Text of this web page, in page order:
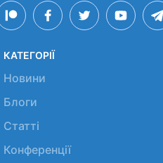
КАТЕГОРІЇ
Новини
Блоги
Статті
Конференції